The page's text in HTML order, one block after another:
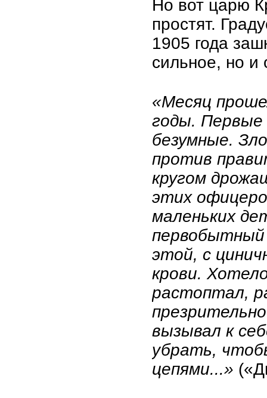
Но вот царю
простят.
1905 года
сильное, но и
«Месяц
годы. Первые
безумные.
против
кругом
этих
маленьких
первобытный
этой, с
крови.
растоптал,
вызывал к
убрать,
цепями...»